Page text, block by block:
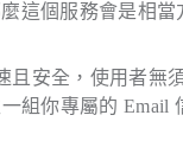
這個服務會是相當
且安全，使用者
組你專屬的